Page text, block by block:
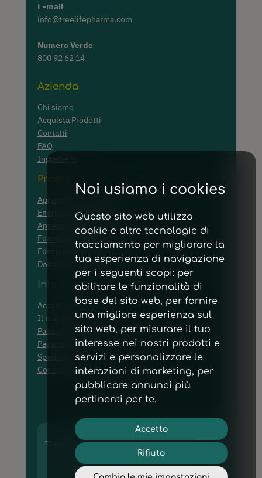
Noi usiamo i cookies
Questo sito web utilizza
cookie e altre tecnologie di
tracciamento per migliorare la
tua esperienza di navigazione
per i seguenti scopi: per
abilitare le funzionalità di
base del sito web, per fornire
una migliore esperienza sul
sito web, per misurare il tuo
interesse nei nostri prodotti e
servizi e personalizzare le
interazioni di marketing, per
pubblicare annunci più
pertinenti per te.
Accetto
Rifiuto
E-mail
info@treelifepharma.com
Numero Verde
800 92 62 14
Azienda
Chi siamo
Acquista Prodotti
Contatti
FAQ
Ingredienti
Prodotti
Apparato Respiratorio
Energia e Convalescenza
Apparato Digerente
Funzione Cardiaca e Visiva
Funzione Tiroidea
Dolori Ostearticolari ed Edemi
Info utili
Accedi/registrati
Il mio account
Password dimenticata
Pagamenti
Spedizioni
Condizioni di vendita
Treelife Pharma® Srl – P.I. IT03797420795
–
|Cookie Policy